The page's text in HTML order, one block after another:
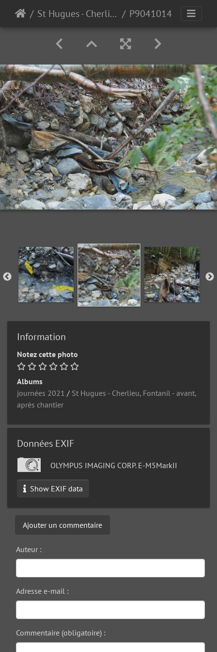
St Hugues - Cherlieu, Fontanil - avant, après chantier P9041014
Information
Notez cette photo
Albums
journées 2021 / St Hugues - Cherlieu, Fontanil - avant,
après chantier
Données EXIF
OLYMPUS IMAGING CORP. E-M5MarkII
Show EXIF data
Ajouter un commentaire
Auteur :
Adresse e-mail :
Commentaire (obligatoire) :